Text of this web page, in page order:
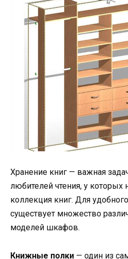
Хранение книг — важная
любителей чтения, у которых
коллекция книг. Для
существует множество
моделей шкафов.
Книжные полки — один из